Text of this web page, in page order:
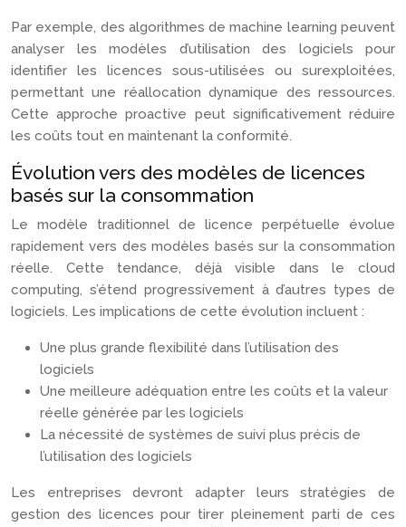
Par exemple, des algorithmes de machine learning peuvent
analyser les modèles d’utilisation des logiciels pour
identifier les licences sous-utilisées ou surexploitées,
permettant une réallocation dynamique des ressources.
Cette approche proactive peut significativement réduire
les coûts tout en maintenant la conformité.
Évolution vers des modèles de licences
basés sur la consommation
Le modèle traditionnel de licence perpétuelle évolue
rapidement vers des modèles basés sur la consommation
réelle. Cette tendance, déjà visible dans le cloud
computing, s’étend progressivement à d’autres types de
logiciels. Les implications de cette évolution incluent :
Une plus grande flexibilité dans l’utilisation des
logiciels
Une meilleure adéquation entre les coûts et la valeur
réelle générée par les logiciels
La nécessité de systèmes de suivi plus précis de
l’utilisation des logiciels
Les entreprises devront adapter leurs stratégies de
gestion des licences pour tirer pleinement parti de ces